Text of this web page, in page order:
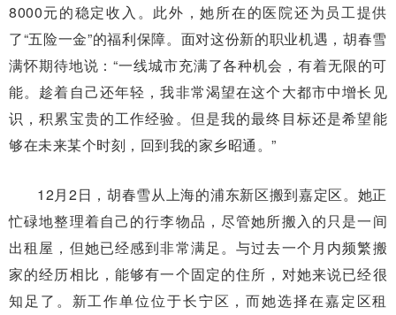
8000元的稳定收入。此外，她所在的医院还为员工提供
了“五险一金”的福利保障。面对这份新的职业机遇，胡春雪
满怀期待地说：“一线城市充满了各种机会，有着无限的可
能。趁着自己还年轻，我非常渴望在这个大都市中增长见
识，积累宝贵的工作经验。但是我的最终目标还是希望能
够在未来某个时刻，回到我的家乡昭通。”
12月2日，胡春雪从上海的浦东新区搬到嘉定区。她正
忙碌地整理着自己的行李物品，尽管她所搬入的只是一间
出租屋，但她已经感到非常满足。与过去一个月内频繁搬
家的经历相比，能够有一个固定的住所，对她来说已经很
知足了。新工作单位位于长宁区，而她选择在嘉定区租